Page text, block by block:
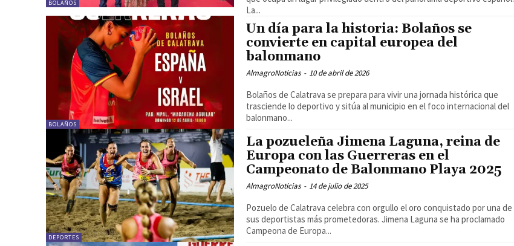
BOLAÑOS
La...
BOLAÑOS
Un día para la historia: Bolaños se
convierte en capital europea del
balonmano
AlmagroNoticias - 10 de abril de 2026
Bolaños de Calatrava se prepara para vivir una jornada histórica que
trasciende lo deportivo y sitúa al municipio en el foco internacional del
balonmano...
DEPORTES
La pozueleña Jimena Laguna, reina de
Europa con las Guerreras en el
Campeonato de Balonmano Playa 2025
AlmagroNoticias - 14 de julio de 2025
Pozuelo de Calatrava celebra con orgullo el oro conquistado por una de
sus deportistas más prometedoras. Jimena Laguna se ha proclamado
Campeona de Europa...